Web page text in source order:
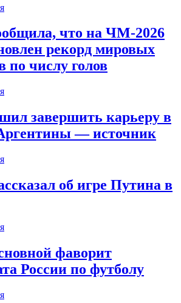
что на ЧМ-2026
рекорд мировых
по числу голов
завершить карьеру в
— источник
об игре Путина в
фаворит
России по футболу